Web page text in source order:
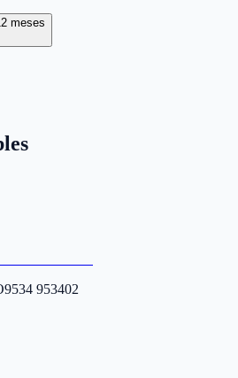
meses
953402